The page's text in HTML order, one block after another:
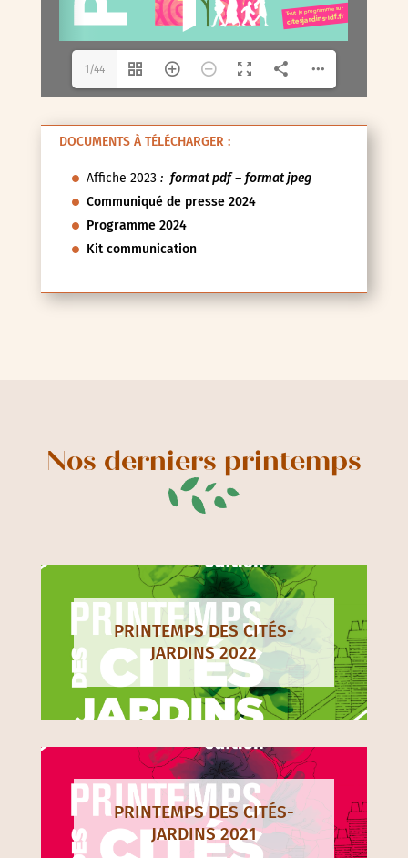
1/44
DOCUMENTS À TÉLÉCHARGER :
Affiche 2023: format pdf– format jpeg
Communiqué de presse 2024
Programme 2024
Kit communication
Nos derniers printemps
PRINTEMPS DES CITÉS-
JARDINS 2022
PRINTEMPS DES CITÉS-
JARDINS 2021